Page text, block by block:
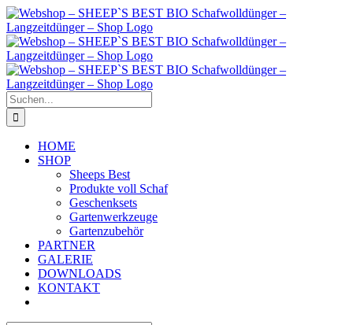
Zum
Inhalt
springen
Suche
nach:
HOME
SHOP
Sheeps Best
Produkte voll Schaf
Geschenksets
Gartenwerkzeuge
Gartenzubehör
PARTNER
GALERIE
DOWNLOADS
KONTAKT